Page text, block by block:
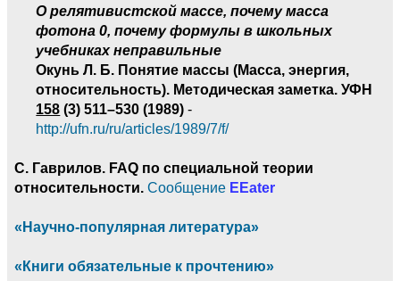
О релятивистской массе, почему масса
фотона 0, почему формулы в школьных
учебниках неправильные
Окунь Л. Б. Понятие массы (Масса, энергия,
относительность). Методическая заметка. УФН
158 (3) 511–530 (1989) -
http://ufn.ru/ru/articles/1989/7/f/
C. Гаврилов. FAQ по специальной теории
относительности. Сообщение EEater
«Научно-популярная литература»
«Книги обязательные к прочтению»